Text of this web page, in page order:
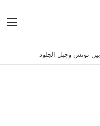
تونس وجبل الجلود